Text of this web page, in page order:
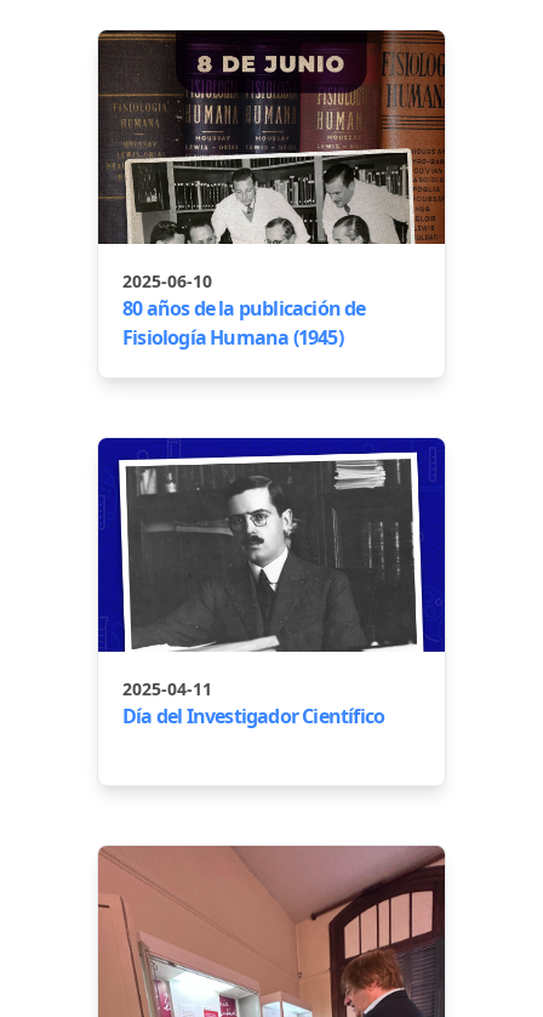
2025-06-10
80 años de la publicación de
Fisiología Humana (1945)
2025-04-11
Día del Investigador Científico